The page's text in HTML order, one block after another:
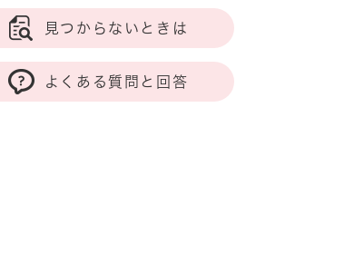
見つからないときは
よくある質問と回答